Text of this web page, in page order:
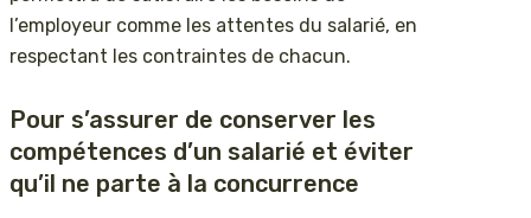
l’employeur comme les attentes du salarié, en
respectant les contraintes de chacun.
Pour s’assurer de conserver les
compétences d’un salarié et éviter
qu’il ne parte à la concurrence